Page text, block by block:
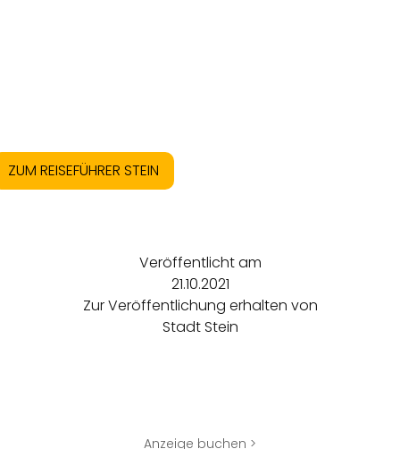
ZUM REISEFÜHRER STEIN
Veröffentlicht am
21.10.2021
Zur Veröffentlichung erhalten von
Stadt Stein
Anzeige buchen >